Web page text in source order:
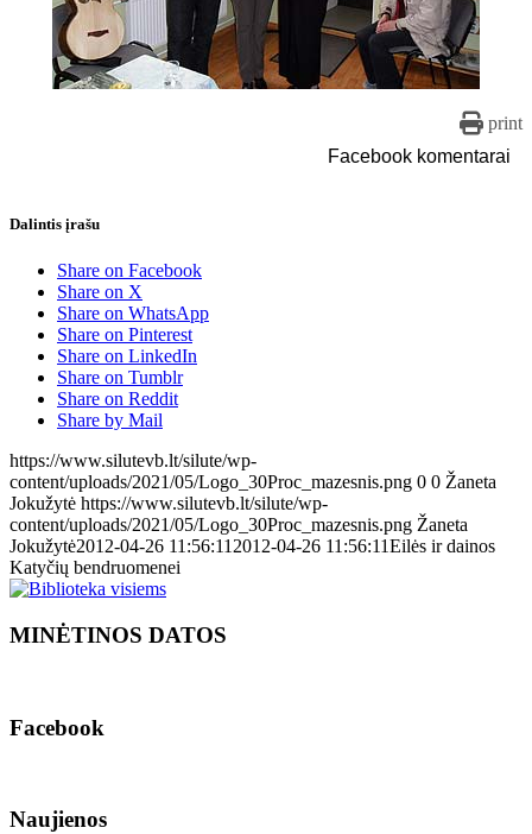
print
Facebook komentarai
Dalintis įrašu
Share on Facebook
Share on X
Share on WhatsApp
Share on Pinterest
Share on LinkedIn
Share on Tumblr
Share on Reddit
Share by Mail
https://www.silutevb.lt/silute/wp-
content/uploads/2021/05/Logo_30Proc_mazesnis.png 0 0 Žaneta
Jokužytė https://www.silutevb.lt/silute/wp-
content/uploads/2021/05/Logo_30Proc_mazesnis.png Žaneta
Jokužytė2012-04-26 11:56:112012-04-26 11:56:11Eilės ir dainos
Katyčių bendruomenei
MINĖTINOS DATOS
Facebook
Naujienos